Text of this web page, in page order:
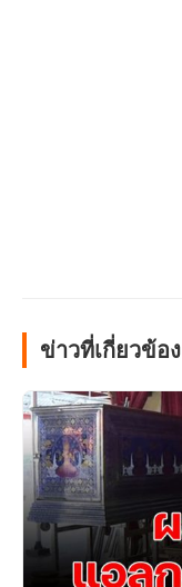
ข่าวที่เกี่ยวข้อง